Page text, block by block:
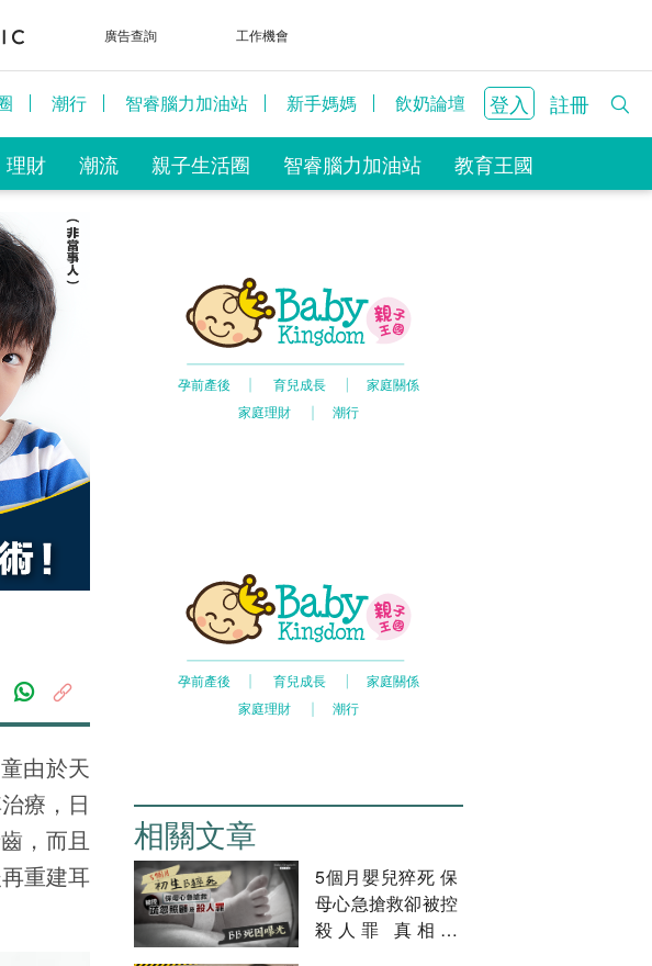
廣告查詢 工作機會
潮行 智睿腦力加油站 新手媽媽 飲奶論壇 登入 註冊
理財 潮流 親子生活圈 智睿腦力加油站 教育王國
由於天
療，日
，而且
重建耳
相關文章
5個月嬰兒猝死 保
母心急搶救卻被控
殺人罪 真相係